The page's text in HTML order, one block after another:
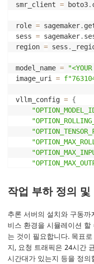
smr_client = boto3.
role = sagemaker.
sess = sagemaker.
region = sess .
model_name =
image_uri =
vllm_config = {
    ModelName
=
"Image" :
작업 부하 정의
추론 서버의 설치와 구동까
비스 환경을 시뮬레이션
는 것이 필요합니다. 목표
지, 요청 트래픽은 24시간
시간대가 있는지 등을 정의